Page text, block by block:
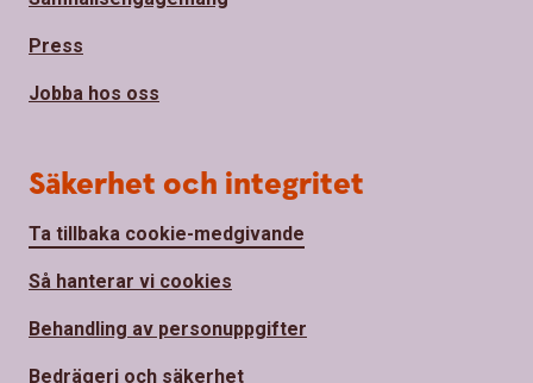
Press
Jobba hos oss
Säkerhet och integritet
Ta tillbaka cookie-medgivande
Så hanterar vi cookies
Behandling av personuppgifter
Bedrägeri och säkerhet